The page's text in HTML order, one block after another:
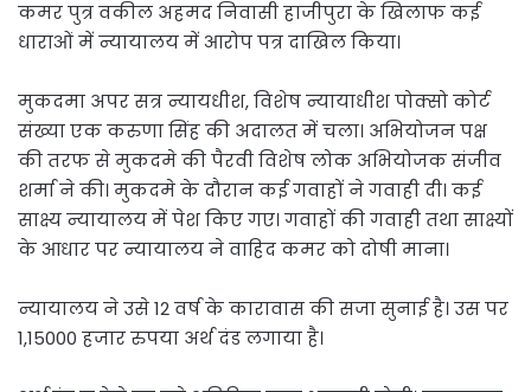
कमर पुत्र वकील अहमद निवासी हाजीपुरा के खिलाफ कई
धाराओं में न्यायालय में आरोप पत्र दाखिल किया।
मुकदमा अपर सत्र न्यायधीश, विशेष न्यायाधीश पोक्सो कोर्ट
संख्या एक करुणा सिंह की अदालत में चला। अभियोजन पक्ष
की तरफ से मुकदमे की पैरवी विशेष लोक अभियोजक संजीव
शर्मा ने की। मुकदमे के दौरान कई गवाहों ने गवाही दी। कई
साक्ष्य न्यायालय में पेश किए गए। गवाहों की गवाही तथा साक्ष्यों
के आधार पर न्यायालय ने वाहिद कमर को दोषी माना।
न्यायालय ने उसे 12 वर्ष के कारावास की सजा सुनाई है। उस पर
1,15000 हजार रुपया अर्थ दंड लगाया है।